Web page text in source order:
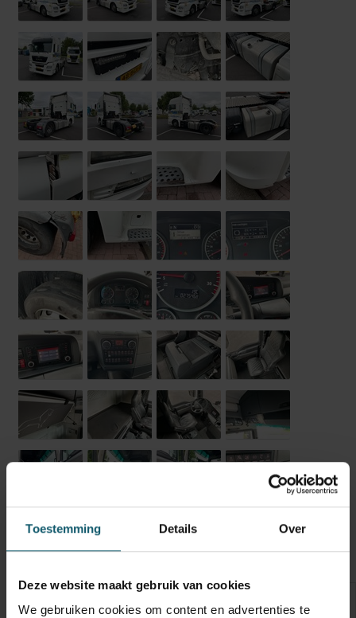
Toestemming Details Over
Deze website maakt gebruik van cookies
We gebruiken cookies om content en advertenties te
Inwendige maten